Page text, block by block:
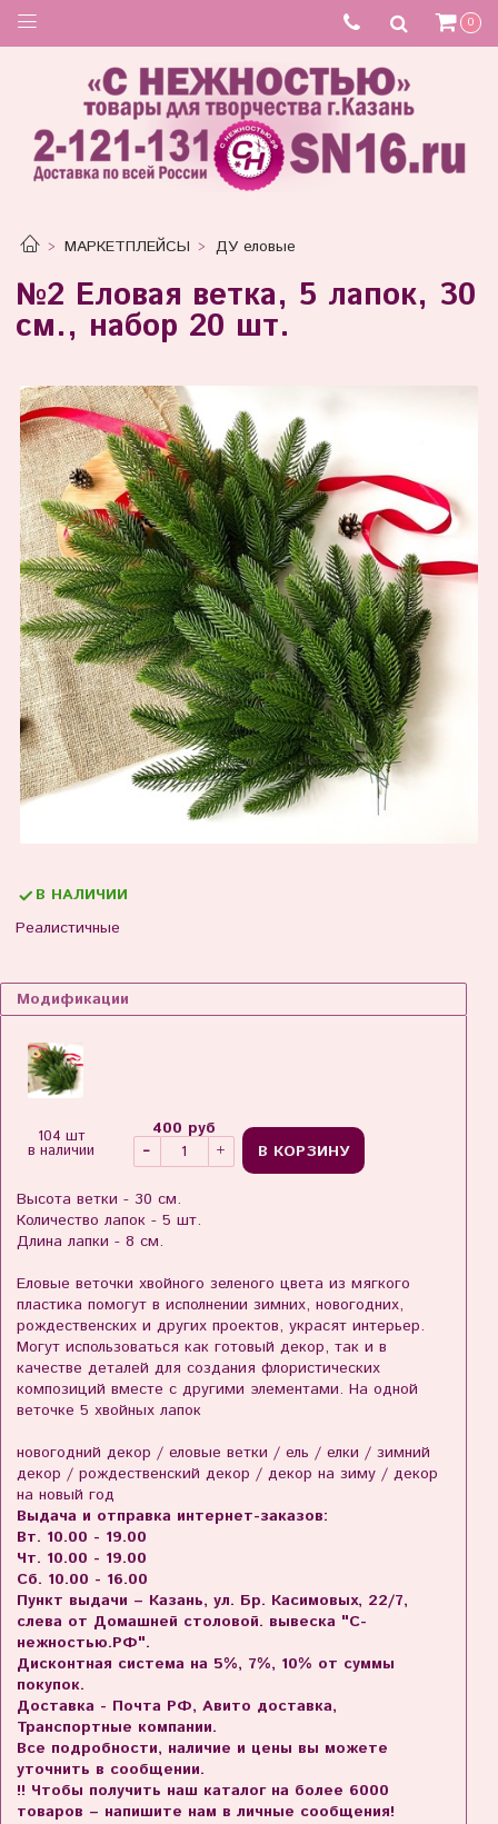
0
МАРКЕТПЛЕЙСЫ ДУ еловые
№2 Еловая ветка, 5 лапок, 30
см., набор 20 шт.
Реалистичные
В НАЛИЧИИ
Модификации
104 шт
в наличии
400 руб
В КОРЗИНУ
Высота ветки - 30 см.
Количество лапок - 5 шт.
Длина лапки - 8 см.
Еловые веточки хвойного зеленого цвета из мягкого
пластика помогут в исполнении зимних, новогодних,
рождественских и других проектов, украсят интерьер.
Могут использоваться как готовый декор, так и в
качестве деталей для создания флористических
композиций вместе с другими элементами. На одной
веточке 5 хвойных лапок
новогодний декор / еловые ветки / ель / елки / зимний
декор / рождественский декор / декор на зиму / декор
на новый год
Выдача и отправка интернет-заказов:
Вт. 10.00 - 19.00
Чт. 10.00 - 19.00
Сб. 10.00 - 16.00
Пункт выдачи – Казань, ул. Бр. Касимовых, 22/7,
слева от Домашней столовой. вывеска "С-
нежностью.РФ".
Дисконтная система на 5%, 7%, 10% от суммы
покупок.
Доставка - Почта РФ, Авито доставка,
Транспортные компании.
Все подробности, наличие и цены вы можете
уточнить в сообщении.
!! Чтобы получить наш каталог на более 6000
товаров – напишите нам в личные сообщения!